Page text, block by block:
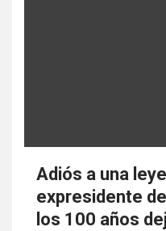
Adiós a una
expresidente
los 100 años